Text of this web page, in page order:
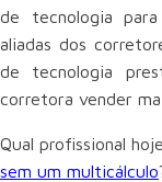
de tecnologia
aliadas dos
de tecnologia
corretora vender
Qual profissional
sem um multicálculo